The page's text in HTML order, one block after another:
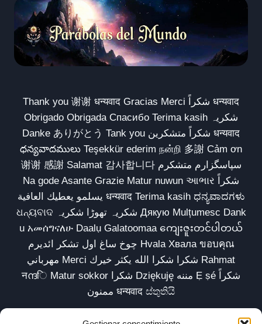
Thank you 谢谢 धन्यवाद Gracias Merci شكراً धन्यवाद
Obrigado Obrigada Спасибо Terima kasih شکریہ
Danke ありがとう Tank you شكراً متشكرين धन्यवाद
ధన్యవాదములు Teşekkür ederim நன்றி 多謝 Cảm ơn
谢谢 感謝 Salamat 감사합니다 سپاسگزارم متشکرم
Na gode Asante Grazie Matur nuwun આભાર شكراً
يسلمو يعطيك العافية धन्यवाद Terima kasih ಧನ್ಯವಾದಗಳು
ଧନ୍ୟବାଦ شکریہ تھوڑا شکریہ Дякую Mulțumesc Dank
u አመሰግናለሁ Daalụ Galatoomaa ကျေးဇူးတင်ပါတယ်
چوخ ساغ اول تشکر ائدیرم Hvala Хвала ขอบคุณ
مهرباني Merci شكرا شكرا الله يكثر خيرك Rahmat
नന്ദि Matur sokkor شكرا Dziękuję مننه Ẹ ṣé شكراً
ممنون धन्यवाद ස්තුතියි